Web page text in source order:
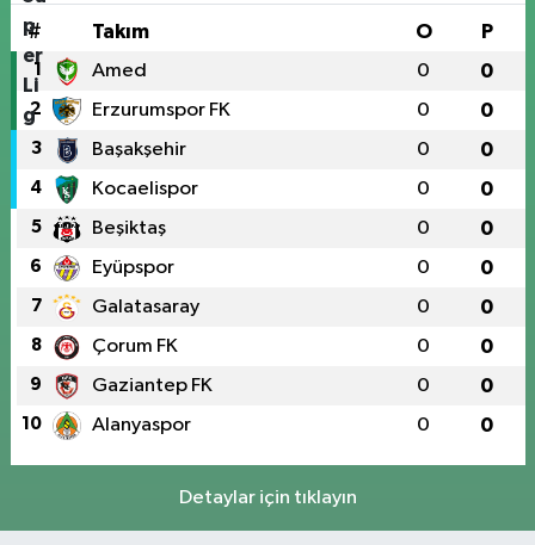
# Takım O P
1 Amed 0 0
2 Erzurumspor FK 0 0
3 Başakşehir 0 0
4 Kocaelispor 0 0
5 Beşiktaş 0 0
6 Eyüpspor 0 0
7 Galatasaray 0 0
8 Çorum FK 0 0
9 Gaziantep FK 0 0
10 Alanyaspor 0 0
Detaylar için tıklayın